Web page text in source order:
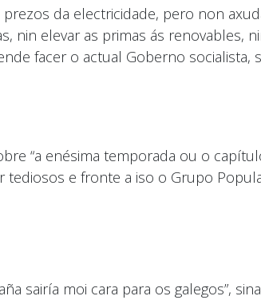
da electricidade, pero non
nin elevar as primas ás renovables,
facer o actual Goberno socialista,
“a enésima temporada ou o
tediosos e fronte a iso o Grupo
sairía moi cara para os galegos”,